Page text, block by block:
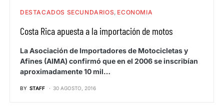
DESTACADOS SECUNDARIOS ECONOMIA
Costa Rica apuesta a la importación de motos
La Asociación de Importadores de Motocicletas y
Afines (AIMA) confirmó que en el 2006 se inscribían
aproximadamente 10 mil…
BY STAFF 30 AGOSTO, 2016